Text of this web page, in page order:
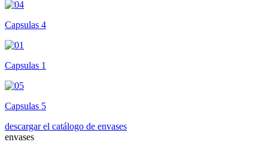
Capsulas 4
Capsulas 1
Capsulas 5
descargar el catálogo de envases
envases